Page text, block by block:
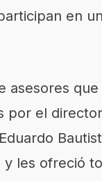
en
asesores
por el
les ofreció